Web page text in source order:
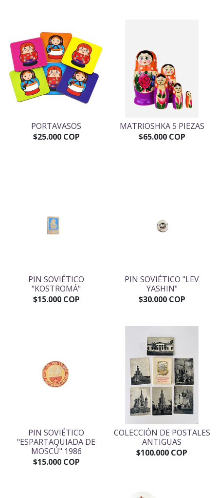
PORTAVASOS
$25.000 COP
MATRIOSHKA 5 PIEZAS
$65.000 COP
PIN SOVIÉTICO
"KOSTROMÁ"
$15.000 COP
PIN SOVIÉTICO "LEV
YASHIN"
$30.000 COP
PIN SOVIÉTICO
"ESPARTAQUIADA DE
MOSCÚ" 1986
$15.000 COP
COLECCIÓN DE POSTALES
ANTIGUAS
$100.000 COP